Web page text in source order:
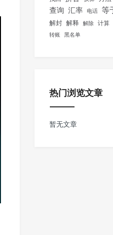
查询 汇率 电话 等
解封 解释 解除 计算
转账 黑名单
热门浏览文章
暂无文章